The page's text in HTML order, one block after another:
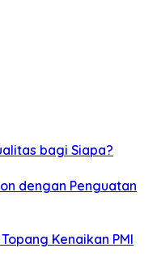
bagi Siapa?
dengan Penguatan
Kenaikan PMI